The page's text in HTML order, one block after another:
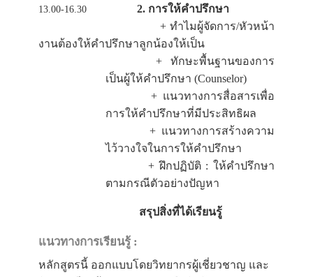
13.00-16.30 2. การให้คำปรึกษา
+ ทำไมผู้จัดการ/หัวหน้า
งานต้องให้คำปรึกษาลูกน้องให้เป็น
+ ทักษะพื้นฐานของการ
เป็นผู้ให้คำปรึกษา (Counselor)
+ แนวทางการสื่อสารเพื่อ
การให้คำปรึกษาที่มีประสิทธิผล
+ แนวทางการสร้างความ
ไว้วางใจในการให้คำปรึกษา
+ ฝึกปฏิบัติ :ให้คำปรึกษา
ตามกรณีตัวอย่างปัญหา
สรุปสิ่งที่ได้เรียนรู้
แนวทางการเรียนรู้ :
หลักสูตรนี้ ออกแบบโดยวิทยากรผู้เชี่ยวชาญ และ